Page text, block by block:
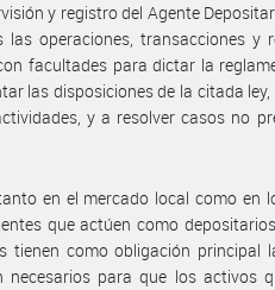
y registro del Agente
operaciones, transacciones y
facultades para dictar la
las disposiciones de la citada
y a resolver casos no
en el mercado local como en
que actúen como
tienen como obligación principal
para que los activos